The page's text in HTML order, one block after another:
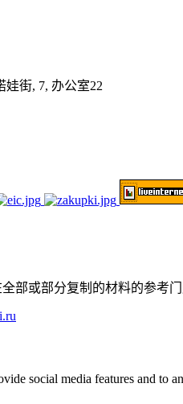
娃街, 7, 办公室22
部或部分复制的材料的参考
social media features and